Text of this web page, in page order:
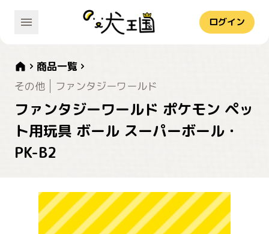
ログイン
商品一覧
その他
ファンタジーワールド
ファンタジーワールド ポケモン ペッ
ト用玩具 ボール スーパーボール・
PK-B2